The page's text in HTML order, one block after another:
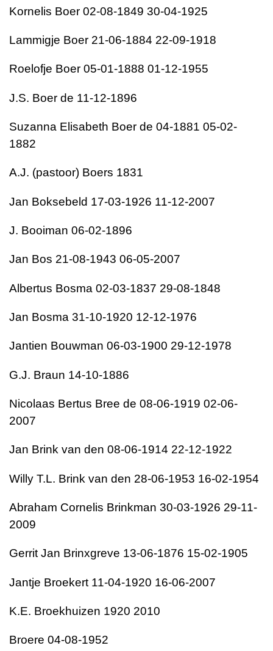
Kornelis Boer 02-08-1849 30-04-1925
Lammigje Boer 21-06-1884 22-09-1918
Roelofje Boer 05-01-1888 01-12-1955
J.S. Boer de 11-12-1896
Suzanna Elisabeth Boer de 04-1881 05-02-
1882
A.J. (pastoor) Boers 1831
Jan Boksebeld 17-03-1926 11-12-2007
J. Booiman 06-02-1896
Jan Bos 21-08-1943 06-05-2007
Albertus Bosma 02-03-1837 29-08-1848
Jan Bosma 31-10-1920 12-12-1976
Jantien Bouwman 06-03-1900 29-12-1978
G.J. Braun 14-10-1886
Nicolaas Bertus Bree de 08-06-1919 02-06-
2007
Jan Brink van den 08-06-1914 22-12-1922
Willy T.L. Brink van den 28-06-1953 16-02-1954
Abraham Cornelis Brinkman 30-03-1926 29-11-
2009
Gerrit Jan Brinxgreve 13-06-1876 15-02-1905
Jantje Broekert 11-04-1920 16-06-2007
K.E. Broekhuizen 1920 2010
Broere 04-08-1952